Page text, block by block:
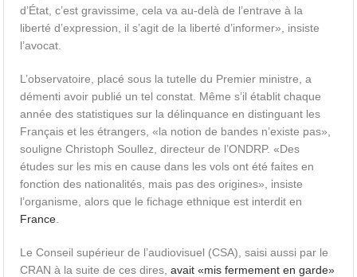
d’État, c’est gravissime, cela va au-delà de l’entrave à la
liberté d’expression, il s’agit de la liberté d’informer», insiste
l’avocat.
L’observatoire, placé sous la tutelle du Premier ministre, a
démenti avoir publié un tel constat. Même s’il établit chaque
année des statistiques sur la délinquance en distinguant les
Français et les étrangers, «la notion de bandes n’existe pas»,
souligne Christoph Soullez, directeur de l’ONDRP. «Des
études sur les mis en cause dans les vols ont été faites en
fonction des nationalités, mais pas des origines», insiste
l’organisme, alors que le fichage ethnique est interdit en
France
Le Conseil supérieur de l’audiovisuel (CSA), saisi aussi par le
CRAN à la suite de ces dires,avait «mis fermement en garde»